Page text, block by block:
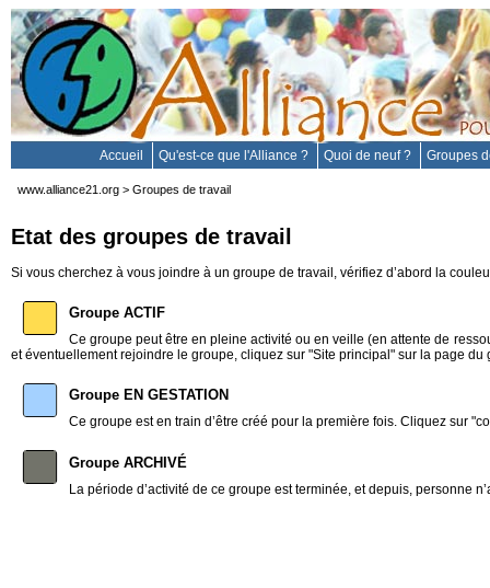
Accueil Qu'est-ce que l'Alliance ? Quoi de neuf ? Groupes
www.alliance21.org > Groupes de travail
Etat des groupes de travail
Si vous cherchez à vous joindre à un groupe de travail, vérifiez d’abord la
Groupe ACTIF
Ce groupe peut être en pleine activité ou en veille (en attente de
et éventuellement rejoindre le groupe, cliquez sur "Site principal" sur la page
Groupe EN GESTATION
Ce groupe est en train d’être créé pour la première fois. Cliquez sur
Groupe ARCHIVÉ
La période d’activité de ce groupe est terminée, et depuis, personne